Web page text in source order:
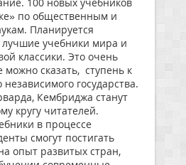
по общественным и
Планируется
учебники мира и
классики. Это очень
сказать, ступень к
государства.
Кембриджа станут
кругу читателей.
в процессе
смогут постигать
опыт развитых стран,